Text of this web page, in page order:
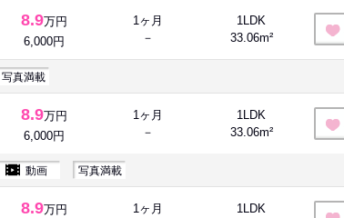
8.9万円
6,000円
1ヶ月
－
1LDK
33.06m²
写真満載
8.9万円
6,000円
1ヶ月
－
1LDK
33.06m²
動画 写真満載
8.9万円
1ヶ月
1LDK